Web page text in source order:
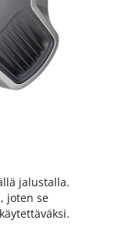
jalustalla.
joten se